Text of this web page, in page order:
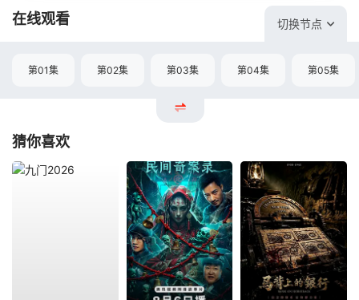
在线观看 切换节点
第01集 第02集 第03集 第04集 第05集
猜你喜欢